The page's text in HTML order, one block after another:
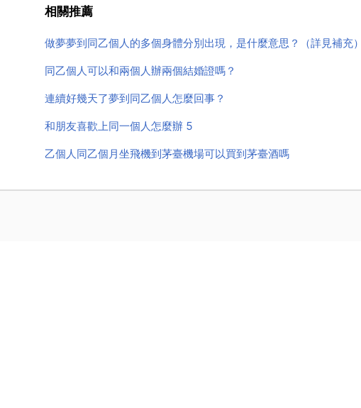
相關推薦
做夢夢到同乙個人的多個身體分別出現，是什麼意思？（詳見補充）
同乙個人可以和兩個人辦兩個結婚證嗎？
連續好幾天了夢到同乙個人怎麼回事？
和朋友喜歡上同一個人怎麼辦 5
乙個人同乙個月坐飛機到茅臺機場可以買到茅臺酒嗎